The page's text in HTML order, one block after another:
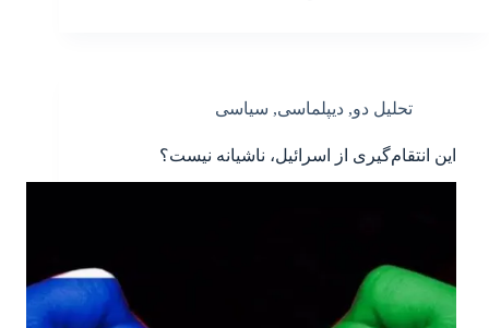
تحلیل دو, دیپلماسی, سیاسی
این انتقام‌گیری از اسرائیل، ناشیانه نیست؟